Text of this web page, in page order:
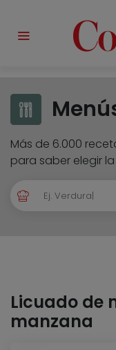
Más de 6.000
para saber elegir
Licuado de
manzana